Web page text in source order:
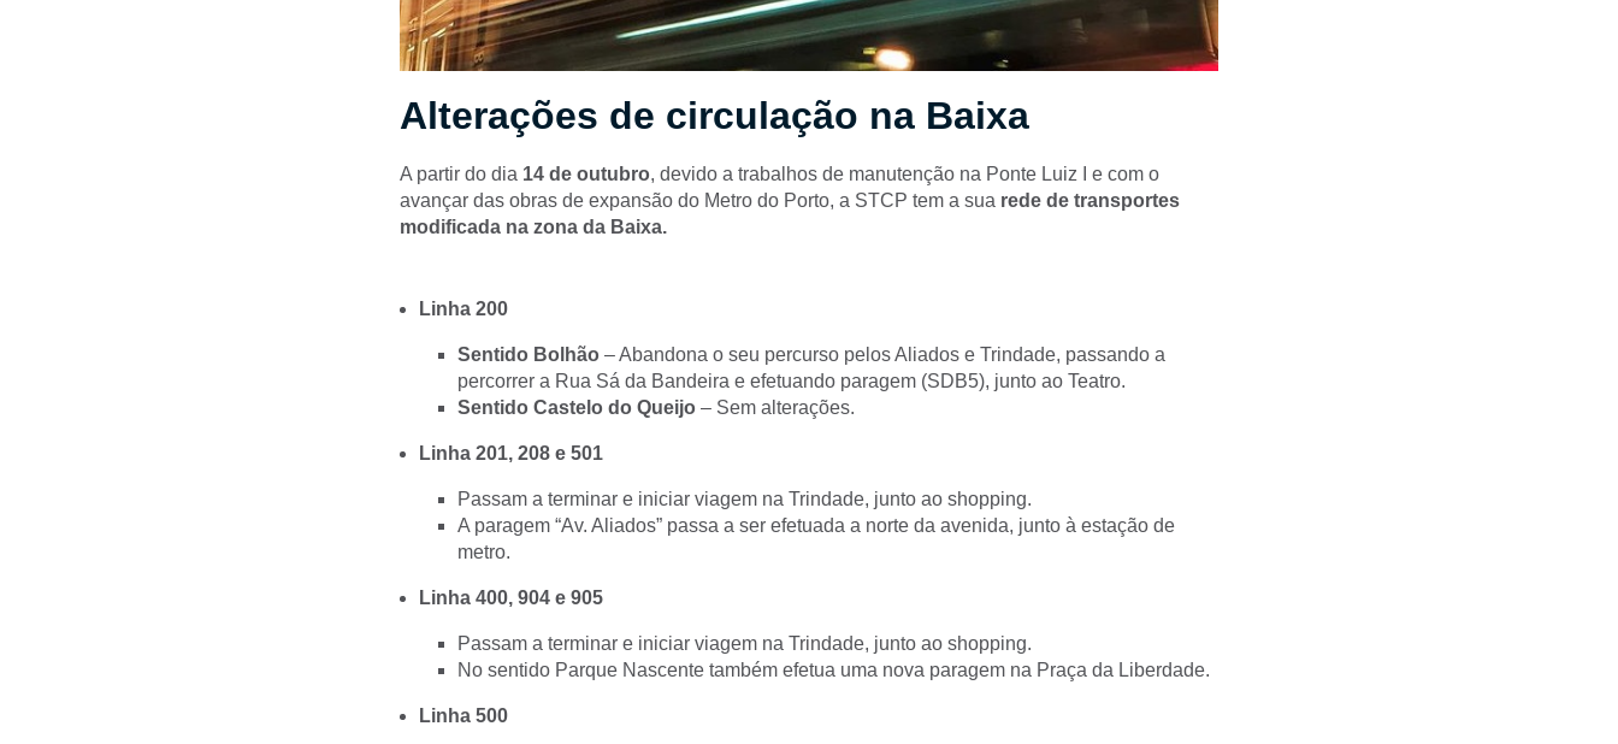
Alterações de circulação na Baixa
A partir do dia 14 de outubro, devido a trabalhos de manutenção na Ponte Luiz I e com o
avançar das obras de expansão do Metro do Porto, a STCP tem a sua rede de transportes
modificada na zona da Baixa.
Linha 200
Sentido Bolhão – Abandona o seu percurso pelos Aliados e Trindade, passando a
percorrer a Rua Sá da Bandeira e efetuando paragem (SDB5), junto ao Teatro.
Sentido Castelo do Queijo – Sem alterações.
Linha 201, 208 e 501
Passam a terminar e iniciar viagem na Trindade, junto ao shopping.
A paragem “Av. Aliados” passa a ser efetuada a norte da avenida, junto à estação de
metro.
Linha 400, 904 e 905
Passam a terminar e iniciar viagem na Trindade, junto ao shopping.
No sentido Parque Nascente também efetua uma nova paragem na Praça da Liberdade.
Linha 500